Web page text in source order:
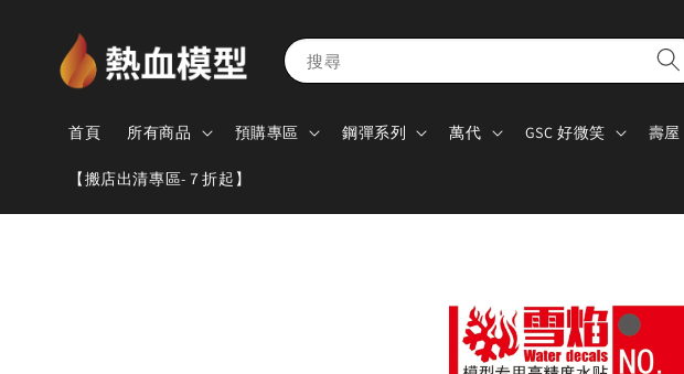
搜尋
首頁 所有商品 預購專區 鋼彈系列 萬代 GSC 好微笑 壽屋
【搬店出清專區-７折起】